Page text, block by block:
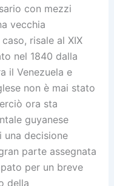
con mezzi
vecchia
risale al XIX
nel 1840 dalla
il Venezuela e
non è mai stato
ora sta
guyanese
una decisione
parte assegnata
per un breve
della